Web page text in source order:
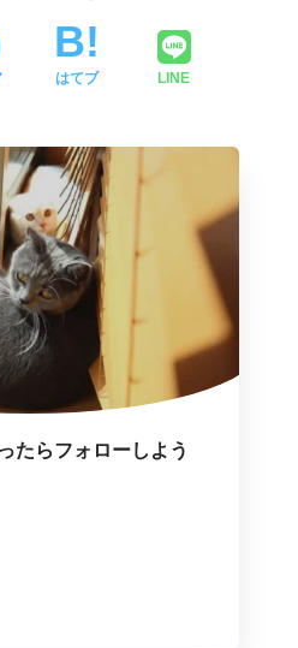
はてブ LINE
たらフォローしよう